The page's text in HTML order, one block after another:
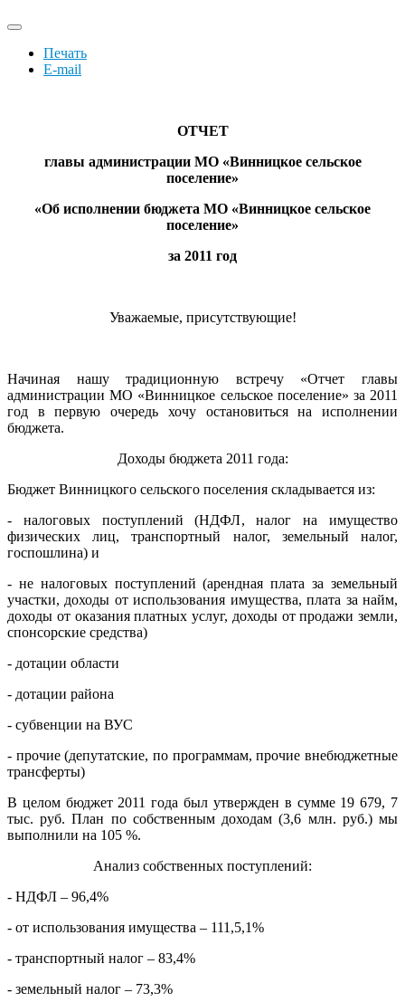
Печать
E-mail
ОТЧЕТ
главы администрации МО «Винницкое сельское
поселение»
«Об исполнении бюджета МО «Винницкое сельское
поселение»
за 2011 год
Уважаемые, присутствующие!
Начиная нашу традиционную встречу «Отчет главы
администрации МО «Винницкое сельское поселение» за 2011
год в первую очередь хочу остановиться на исполнении
бюджета.
Доходы бюджета 2011 года:
Бюджет Винницкого сельского поселения складывается из:
- налоговых поступлений (НДФЛ, налог на имущество
физических лиц, транспортный налог, земельный налог,
госпошлина) и
- не налоговых поступлений (арендная плата за земельный
участки, доходы от использования имущества, плата за найм,
доходы от оказания платных услуг, доходы от продажи земли,
спонсорские средства)
- дотации области
- дотации района
- субвенции на ВУС
- прочие (депутатские, по программам, прочие внебюджетные
трансферты)
В целом бюджет 2011 года был утвержден в сумме 19 679, 7
тыс. руб. План по собственным доходам (3,6 млн. руб.) мы
выполнили на 105 %.
Анализ собственных поступлений:
- НДФЛ – 96,4%
- от использования имущества – 111,5,1%
- транспортный налог – 83,4%
- земельный налог – 73,3%